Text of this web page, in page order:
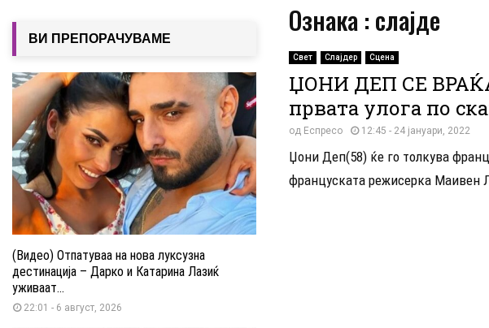
Ознака : слајде
Свет Слајдер Сцена
ЏОНИ ДЕП СЕ
првата улога по
од Еспресо 12:45 - 24 јануари, 2022
Џони Деп(58) ќе го толкува
француската режисерка Маивен
ВИ ПРЕПОРАЧУВАМЕ
(Видео) Отпатуваа на нова луксузна
дестинација – Дарко и Катарина Лазиќ
уживаат...
22:01 - 6 август, 2026